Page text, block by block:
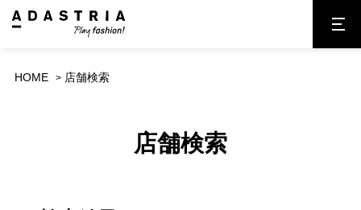
HOME 店舗検索
店舗検索